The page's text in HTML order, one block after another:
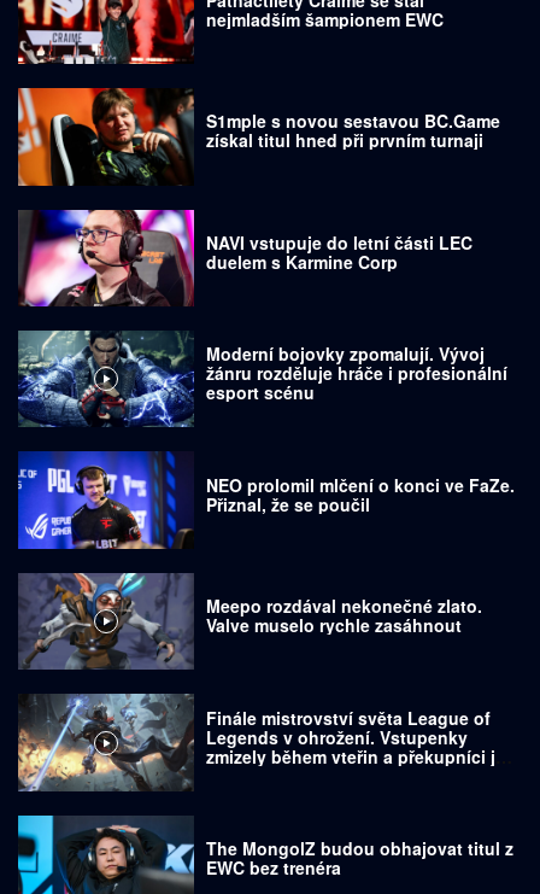
nejmladším šampionem EWC
S1mple s novou sestavou BC.Game
získal titul hned při prvním turnaji
NAVI vstupuje do letní části LEC
duelem s Karmine Corp
Moderní bojovky zpomalují. Vývoj
žánru rozděluje hráče i profesionální
esport scénu
NEO prolomil mlčení o konci ve FaZe.
Přiznal, že se poučil
Meepo rozdával nekonečné zlato.
Valve muselo rychle zasáhnout
Finále mistrovství světa League of
Legends v ohrožení. Vstupenky
zmizely během vteřin a překupníci je
The MongolZ budou obhajovat titul z
EWC bez trenéra